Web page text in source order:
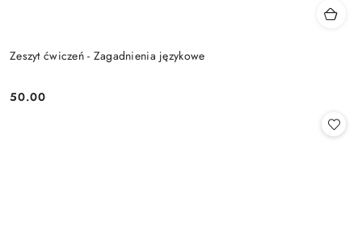
Zeszyt ćwiczeń - Zagadnienia językowe
Cena:
50.00